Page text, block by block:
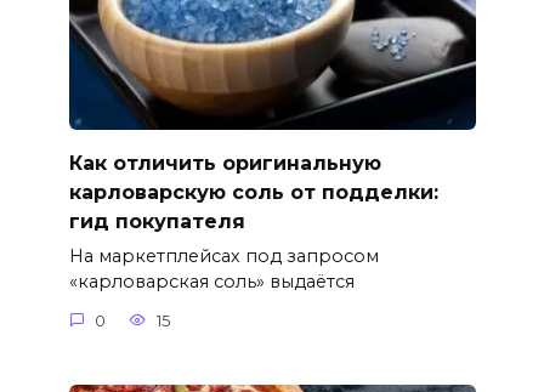
Как отличить оригинальную
карловарскую соль от подделки:
гид покупателя
На маркетплейсах под запросом
«карловарская соль» выдаётся
0 15